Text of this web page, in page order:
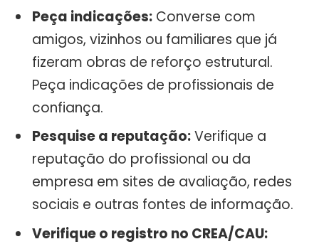
Peça indicações: Converse com
amigos, vizinhos ou familiares que já
fizeram obras de reforço estrutural.
Peça indicações de profissionais de
confiança.
Pesquise a reputação:Verifique a
reputação do profissional ou da
empresa em sites de avaliação, redes
sociais e outras fontes de informação.
Verifique o registro no CREA/CAU: